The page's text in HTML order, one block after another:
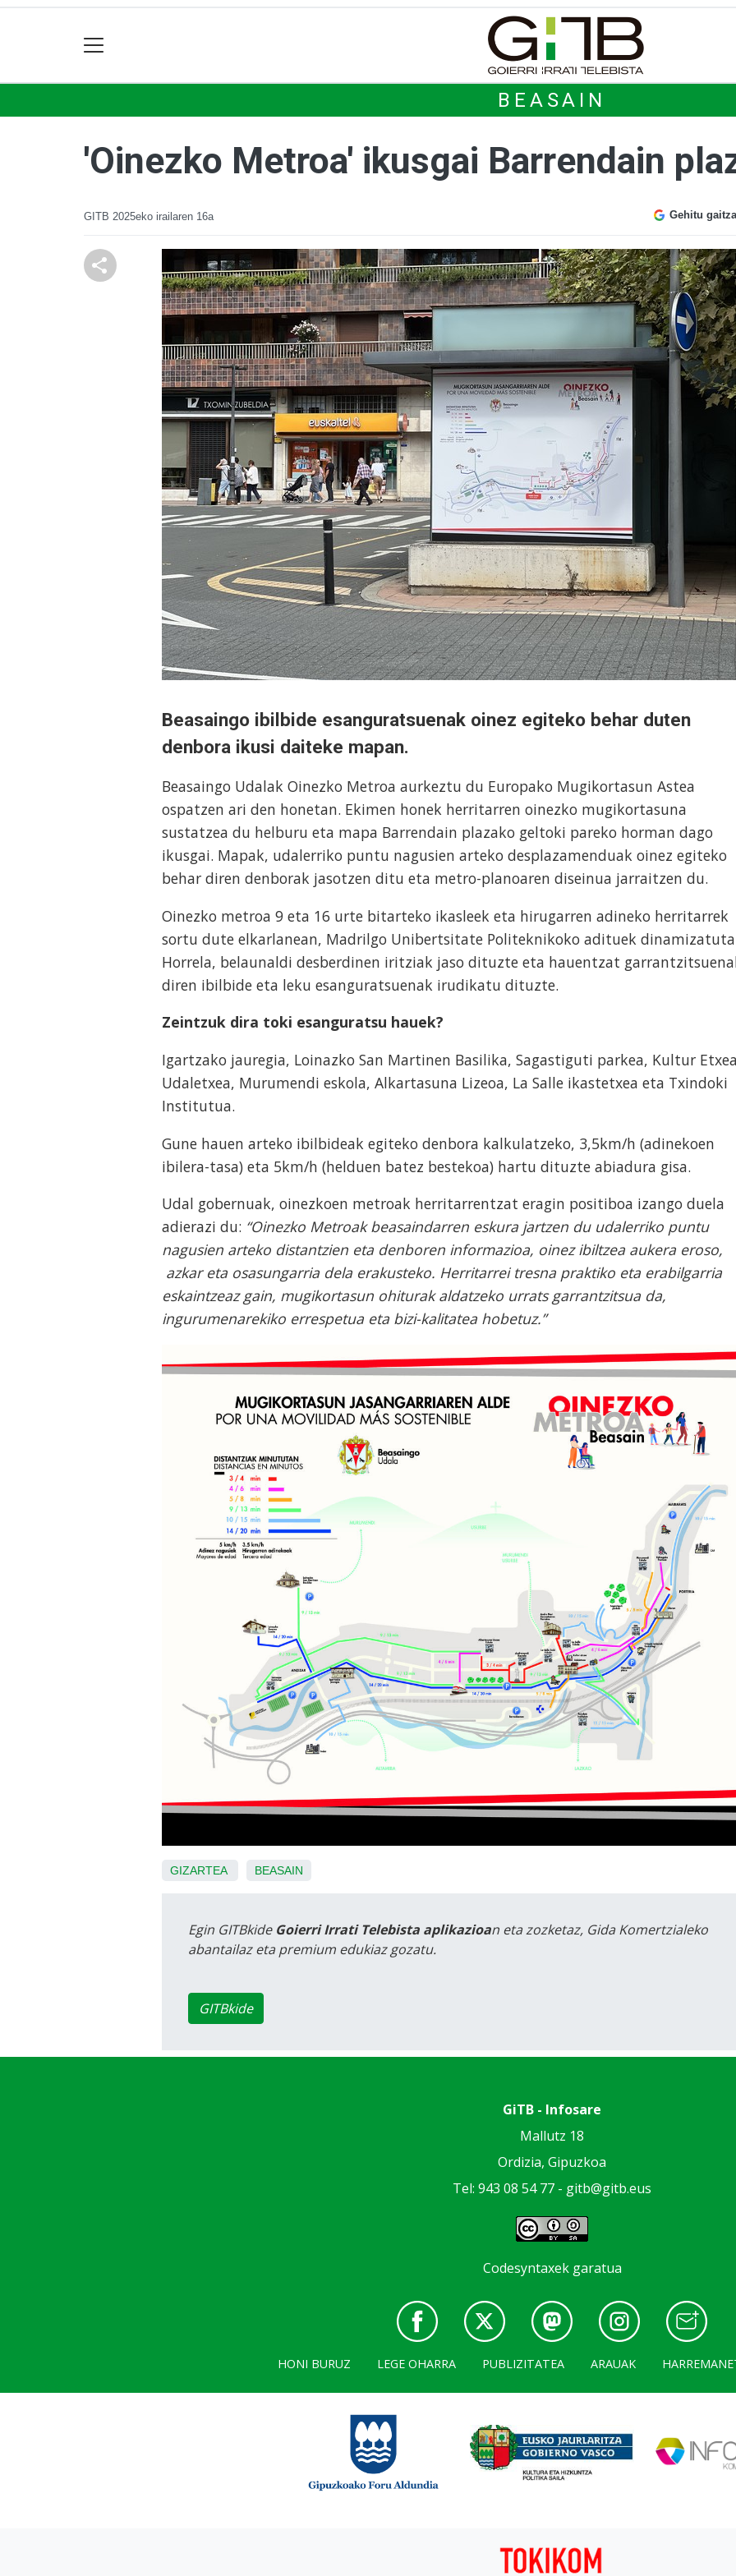
BEASAIN
'Oinezko Metroa' ikusgai Barrendain
GITB 2025eko irailaren 16a Gehitu
Beasaingo ibilbide esanguratsuenak oinez egiteko behar duten
denbora ikusi daiteke mapan.
Beasaingo Udalak Oinezko Metroa aurkeztu du Europako Mugikortasun Astea
ospatzen ari den honetan. Ekimen honek herritarren oinezko mugikortasuna
sustatzea du helburu eta mapa Barrendain plazako geltoki pareko horman dago
ikusgai. Mapak, udalerriko puntu nagusien arteko desplazamenduak oinez egiteko
behar diren denborak jasotzen ditu eta metro-planoaren diseinua jarraitzen du.
Oinezko metroa 9 eta 16 urte bitarteko ikasleek eta hirugarren adineko herritarrek
sortu dute elkarlanean, Madrilgo Unibertsitate Politeknikoko adituek
Horrela, belaunaldi desberdinen iritziak jaso dituzte eta hauentzat
diren ibilbide eta leku esanguratsuenak irudikatu dituzte.
Zeintzuk dira toki esanguratsu hauek?
Igartzako jauregia, Loinazko San Martinen Basilika, Sagastiguti parkea, Kultur
Udaletxea, Murumendi eskola, Alkartasuna Lizeoa, La Salle ikastetxea eta Txindoki
Institutua.
Gune hauen arteko ibilbideak egiteko denbora kalkulatzeko, 3,5km/h (adinekoen
ibilera-tasa) eta 5km/h (helduen batez bestekoa) hartu dituzte abiadura gisa.
Udal gobernuak, oinezkoen metroak herritarrentzat eragin positiboa izango duela
adierazi du: “Oinezko Metroak beasaindarren eskura jartzen du udalerriko puntu
nagusien arteko distantzien eta denboren informazioa, oinez ibiltzea aukera eroso,
azkar eta osasungarria dela erakusteko. Herritarrei tresna praktiko eta erabilgarria
eskaintzeaz gain, mugikortasun ohiturak aldatzeko urrats garrantzitsua da,
ingurumenarekiko errespetua eta bizi-kalitatea hobetuz.”
GIZARTEA BEASAIN
Egin GITBkide Goierri Irrati Telebista aplikazioan eta zozketaz, Gida Komertzialeko
abantailaz eta premium edukiaz gozatu.
GITBkide
GiTB - Infosare
Mallutz 18
Ordizia, Gipuzkoa
Tel: 943 08 54 77 - gitb@gitb.eus
Codesyntaxek garatua
HONI BURUZ LEGE OHARRA PUBLIZITATEA ARAUAK